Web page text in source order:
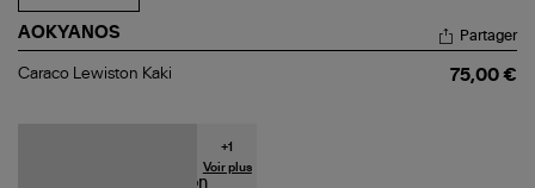
AOKYANOS
Caraco
Partager
Caraco Lewiston Kaki 75,00 €
+1
Voir plus